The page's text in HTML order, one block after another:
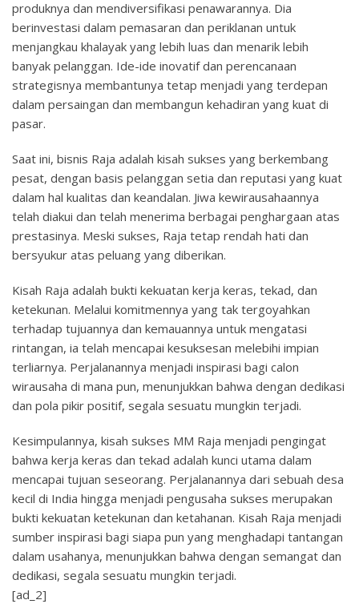
produknya dan mendiversifikasi penawarannya. Dia
berinvestasi dalam pemasaran dan periklanan untuk
menjangkau khalayak yang lebih luas dan menarik lebih
banyak pelanggan. Ide-ide inovatif dan perencanaan
strategisnya membantunya tetap menjadi yang terdepan
dalam persaingan dan membangun kehadiran yang kuat di
pasar.
Saat ini, bisnis Raja adalah kisah sukses yang berkembang
pesat, dengan basis pelanggan setia dan reputasi yang kuat
dalam hal kualitas dan keandalan. Jiwa kewirausahaannya
telah diakui dan telah menerima berbagai penghargaan atas
prestasinya. Meski sukses, Raja tetap rendah hati dan
bersyukur atas peluang yang diberikan.
Kisah Raja adalah bukti kekuatan kerja keras, tekad, dan
ketekunan. Melalui komitmennya yang tak tergoyahkan
terhadap tujuannya dan kemauannya untuk mengatasi
rintangan, ia telah mencapai kesuksesan melebihi impian
terliarnya. Perjalanannya menjadi inspirasi bagi calon
wirausaha di mana pun, menunjukkan bahwa dengan dedikasi
dan pola pikir positif, segala sesuatu mungkin terjadi.
Kesimpulannya, kisah sukses MM Raja menjadi pengingat
bahwa kerja keras dan tekad adalah kunci utama dalam
mencapai tujuan seseorang. Perjalanannya dari sebuah desa
kecil di India hingga menjadi pengusaha sukses merupakan
bukti kekuatan ketekunan dan ketahanan. Kisah Raja menjadi
sumber inspirasi bagi siapa pun yang menghadapi tantangan
dalam usahanya, menunjukkan bahwa dengan semangat dan
dedikasi, segala sesuatu mungkin terjadi.
[ad_2]